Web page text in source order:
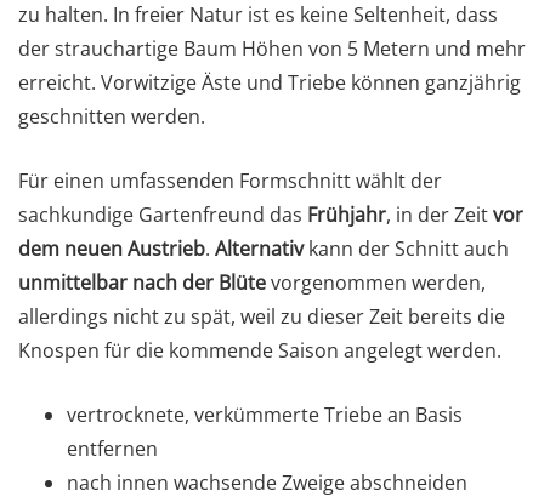
zu halten. In freier Natur ist es keine Seltenheit, dass
der strauchartige Baum Höhen von 5 Metern und mehr
erreicht. Vorwitzige Äste und Triebe können ganzjährig
geschnitten werden.
Für einen umfassenden Formschnitt wählt der
sachkundige Gartenfreund das Frühjahr, in der Zeitvor
dem neuen Austrieb. Alternativkann der Schnitt auch
unmittelbar nach der Blütevorgenommen werden,
allerdings nicht zu spät, weil zu dieser Zeit bereits die
Knospen für die kommende Saison angelegt werden.
vertrocknete, verkümmerte Triebe an Basis
entfernen
nach innen wachsende Zweige abschneiden